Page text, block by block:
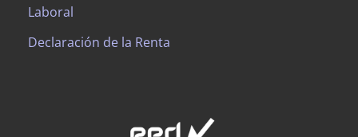
Laboral
Declaración de la Renta